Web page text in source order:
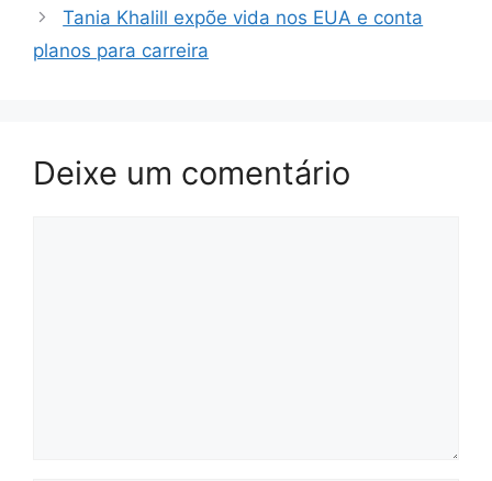
Tania Khalill expõe vida nos EUA e conta
planos para carreira
Deixe um comentário